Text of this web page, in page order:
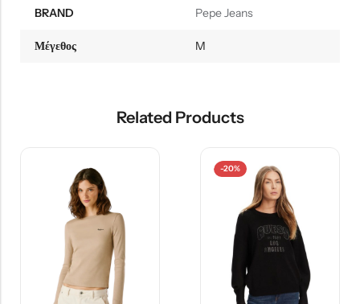
BRAND Pepe Jeans
Μέγεθος M
Related Products
-20%